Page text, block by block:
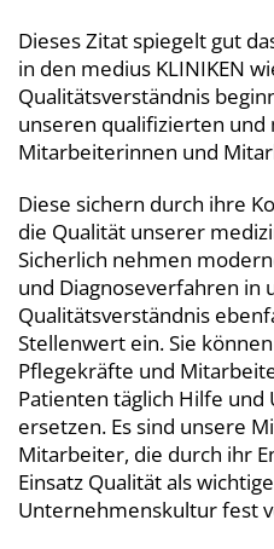
Dieses Zitat spiegelt gut
in den medius KLINIKEN
Qualitätsverständnis
unseren qualifizierten
Mitarbeiterinnen und
Diese sichern durch ihre
die Qualität unserer
Sicherlich nehmen
und Diagnoseverfahren in
Qualitätsverständnis
Stellenwert ein. Sie
Pflegekräfte und
Patienten täglich Hilfe
ersetzen. Es sind unsere
Mitarbeiter, die durch ihr
Einsatz Qualität als
Unternehmenskultur fest